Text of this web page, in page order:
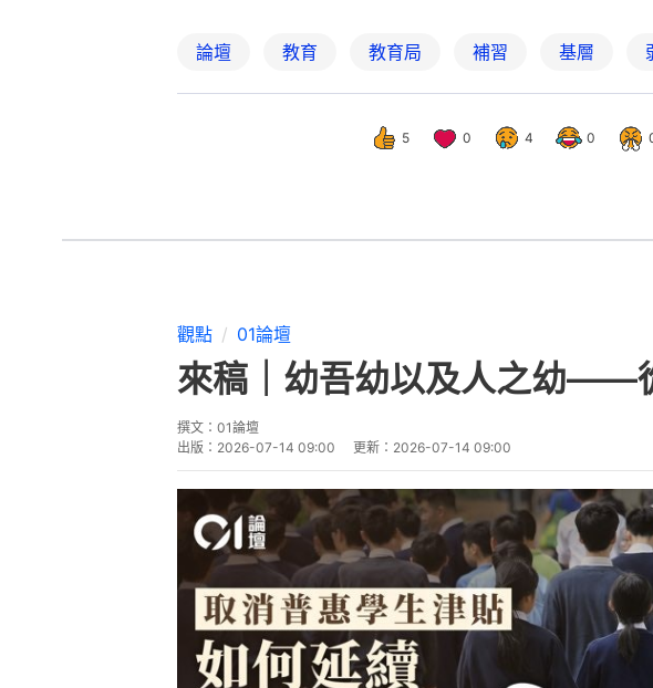
論壇 教育 教育局 補習 基層
5 0 4 0
觀點 01論壇
來稿｜幼吾幼以及人之幼——
撰文： 01論壇
出版： 2026-07-14 09:00 更新： 2026-07-14 09:00